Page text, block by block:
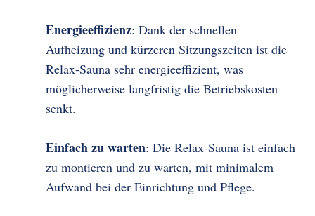
Energieeffizienz: Dank der schnellen
Aufheizung und kürzeren Sitzungszeiten ist die
Relax-Sauna sehr energieeffizient, was
möglicherweise langfristig die Betriebskosten
senkt.
Einfach zu warten: Die Relax-Sauna ist einfach
zu montieren und zu warten, mit minimalem
Aufwand bei der Einrichtung und Pflege.